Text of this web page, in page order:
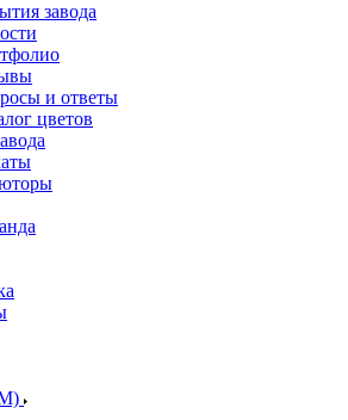
завода
и ответы
цветов